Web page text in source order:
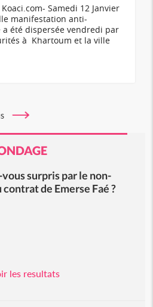
Samedi 12 Janvier
manifestation anti-
a été dispersée vendredi par
à Khartoum et la ville
surpris par le non-
de Emerse Faé ?
les resultats